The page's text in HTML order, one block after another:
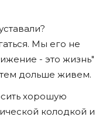
Мы его не
- это жизнь"
дольше живем.
хорошую
колодкой и